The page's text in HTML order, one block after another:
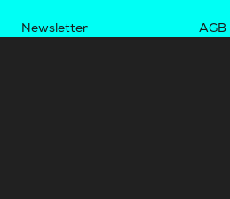
Newsletter AGB